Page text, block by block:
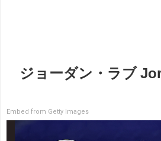
ジョーダン・ラブ
Embed from Getty Images